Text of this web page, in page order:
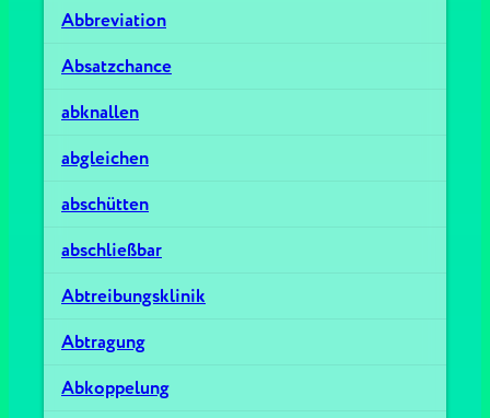
Abbreviation
Absatzchance
abknallen
abgleichen
abschütten
abschließbar
Abtreibungsklinik
Abtragung
Abkoppelung